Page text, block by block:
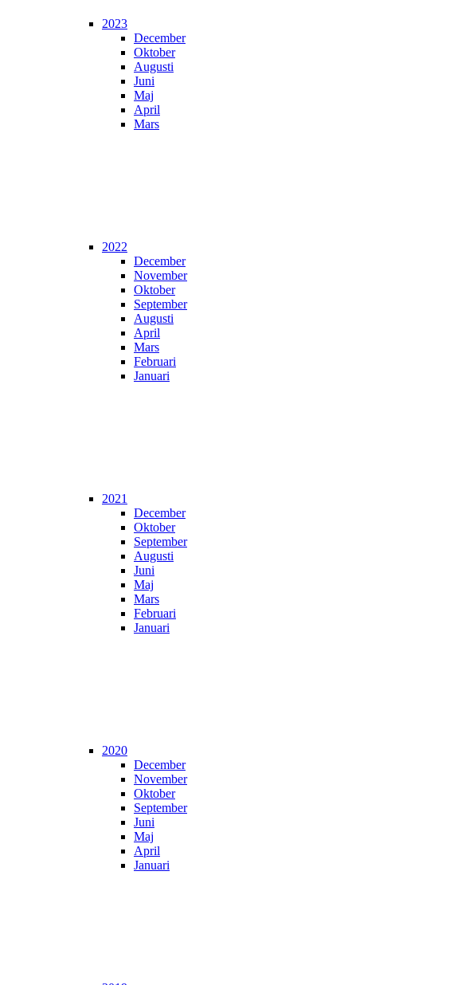
2023
December
Oktober
Augusti
Juni
Maj
April
Mars
2022
December
November
Oktober
September
Augusti
April
Mars
Februari
Januari
2021
December
Oktober
September
Augusti
Juni
Maj
Mars
Februari
Januari
2020
December
November
Oktober
September
Juni
Maj
April
Januari